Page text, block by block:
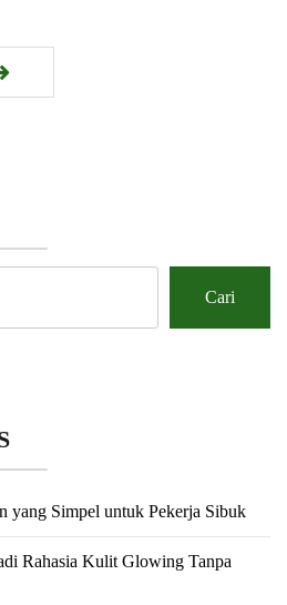
Cari
yang Simpel untuk Pekerja Sibuk
Rahasia Kulit Glowing Tanpa